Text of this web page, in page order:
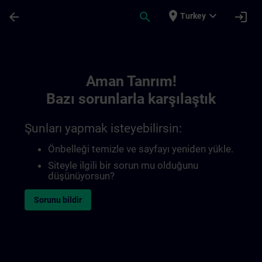
arrow_back search place Turkey expand_more login
Aman Tanrım!
Bazı sorunlarla karşılaştık
Şunları yapmak isteyebilirsin:
Önbelleği temizle ve sayfayı yeniden yükle.
Siteyle ilgili bir sorun mu olduğunu
düşünüyorsun?
Sorunu bildir